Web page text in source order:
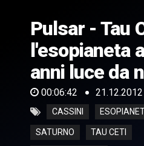
42
seconds
Pulsar - Tau
l'esopianeta
anni luce da
00:06:42 21.12.2012
CASSINI
SATURNO TAU CETI